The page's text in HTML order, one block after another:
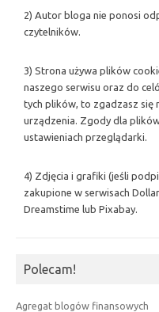
2) Autor bloga nie ponosi
czytelników.
3) Strona używa plików
naszego serwisu oraz do
tych plików, to zgadzasz się
urządzenia. Zgody dla
ustawieniach przeglądarki.
4) Zdjęcia i grafiki (jeśli
zakupione w serwisach
Dreamstime lub Pixabay.
Polecam!
Agregat blogów finansowych